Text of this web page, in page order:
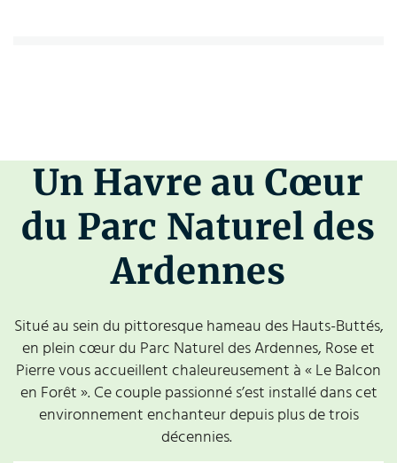
Un Havre au Cœur
du Parc Naturel des
Ardennes
Situé au sein du pittoresque hameau des Hauts-Buttés,
en plein cœur du Parc Naturel des Ardennes, Rose et
Pierre vous accueillent chaleureusement à « Le Balcon
en Forêt ». Ce couple passionné s’est installé dans cet
environnement enchanteur depuis plus de trois
décennies.